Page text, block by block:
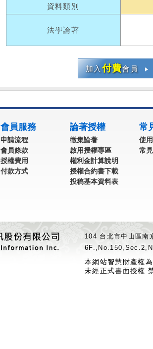
資料類別
法學論著
加入付費會員
會員服務
申請流程
會員條款
授權費用
付款方式
論著授權
徵集論著
啟用授權專區
權利金計算說明
授權合約書下載
投稿基本資料表
常
使
常
104 台北市中山區
本網站智慧財產權
未經正式書面授權